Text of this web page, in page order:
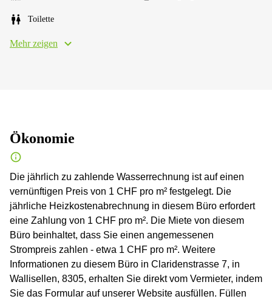
Toilette
Mehr zeigen
Ökonomie
Die jährlich zu zahlende Wasserrechnung ist auf einen
vernünftigen Preis von 1 CHF pro m² festgelegt. Die
jährliche Heizkostenabrechnung in diesem Büro erfordert
eine Zahlung von 1 CHF pro m². Die Miete von diesem
Büro beinhaltet, dass Sie einen angemessenen
Strompreis zahlen - etwa 1 CHF pro m². Weitere
Informationen zu diesem Büro in Claridenstrasse 7, in
Wallisellen, 8305, erhalten Sie direkt vom Vermieter, indem
Sie das Formular auf unserer Website ausfüllen. Füllen